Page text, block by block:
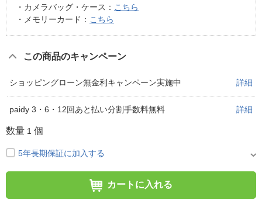
・カメラバッグ・ケース： こちら
・メモリーカード： こちら
この商品のキャンペーン
ショッピングローン無金利キャンペーン実施中 詳細
paidy 3・6・12回あと払い分割手数料無料 詳細
数量 1 個
5年長期保証に加入する
カートに入れる